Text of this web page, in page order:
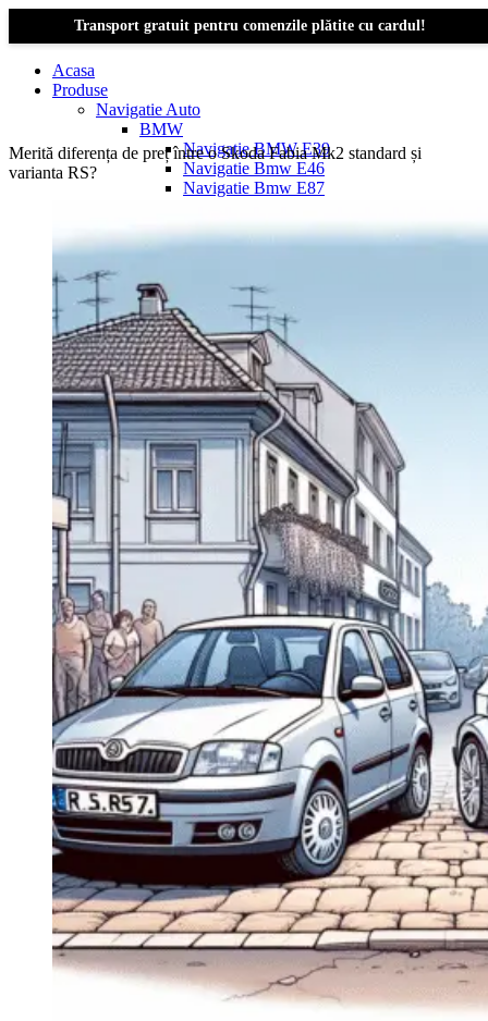
Transport gratuit pentru comenzile plătite cu cardul!
Acasa
Produse
Navigatie Auto
BMW
Navigație BMW E39
Navigatie Bmw E46
Navigatie Bmw E87
Navigatie Bmw E91
Navigatie Bmw F10
Navigatie Bmw Seria 1 E87
Navigatie Bmw X1
Navigatie Bmw X1 E84
Navigatie BMW X3
Navigatie BMW X3 E83
Navigatie BMW X3 f25
Dacia Logan
Navigație Dacia Logan 1 (2004–2012)
Navigație Dacia Logan 2 (2012–2020)
Navigație Dacia Logan 3 (2020–Prezent)
Dacia Duster
Navigatie Duster 2011
Navigatie Duster 2019
Audi
Navigatie Audi A3 8p
Navigatie Audi A4
Navigatie Audi A4 B6
Navigatie Audi A4 B7
Navigatie Audi A4 B8
Navigatie Audi A5
Navigatie Audi A6 C5
Navigatie Audi A6 C6
Navigatie Audi A6 C7
Navigatie Audi Q5
Ford
Navigație Ford Fiesta
Navigație Ford Focus 1
Navigație Ford Focus 2
Navigație Ford Focus MK3
Navigație Ford Mondeo MK3
Navigație Ford Mondeo MK4
Navigație Ford Transit
Mercedes
Navigație Mercedes C Class W203
Navigație Mercedes C Class W204
Navigație Mercedes W203
Navigație Mercedes W204
Navigație Mercedes W211
Merită diferența de preț între o Skoda Fabia Mk2 standard și
varianta RS?